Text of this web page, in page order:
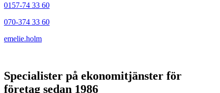
0157-74 33 60
070-374 33 60
emelie.holm
Specialister på ekonomitjänster för
företag sedan 1986